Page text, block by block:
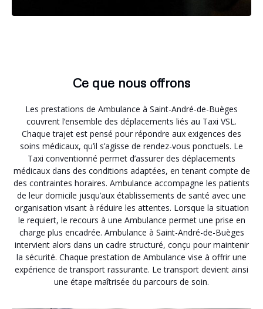
Ce que nous offrons
Les prestations de Ambulance à Saint-André-de-Buèges
couvrent l’ensemble des déplacements liés au Taxi VSL.
Chaque trajet est pensé pour répondre aux exigences des
soins médicaux, qu’il s’agisse de rendez-vous ponctuels. Le
Taxi conventionné permet d’assurer des déplacements
médicaux dans des conditions adaptées, en tenant compte de
des contraintes horaires. Ambulance accompagne les patients
de leur domicile jusqu’aux établissements de santé avec une
organisation visant à réduire les attentes. Lorsque la situation
le requiert, le recours à une Ambulance permet une prise en
charge plus encadrée. Ambulance à Saint-André-de-Buèges
intervient alors dans un cadre structuré, conçu pour maintenir
la sécurité. Chaque prestation de Ambulance vise à offrir une
expérience de transport rassurante. Le transport devient ainsi
une étape maîtrisée du parcours de soin.